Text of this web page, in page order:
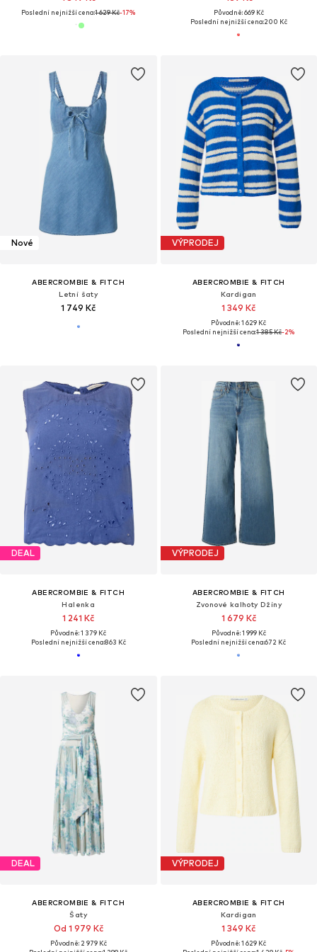
Poslední nejnižší cena:1 629 Kč-17%
Původně: 669 Kč
Poslední nejnižší cena:200 Kč
Nové
ABERCROMBIE & FITCH
Letní šaty
1 749 Kč
VÝPRODEJ
ABERCROMBIE & FITCH
Kardigan
1 349 Kč
Původně: 1 629 Kč
Poslední nejnižší cena:1 385 Kč-2%
DEAL
ABERCROMBIE & FITCH
Halenka
1 241 Kč
Původně: 1 379 Kč
Poslední nejnižší cena:863 Kč
VÝPRODEJ
ABERCROMBIE & FITCH
Zvonové kalhoty Džíny
1 679 Kč
Původně: 1 999 Kč
Poslední nejnižší cena:672 Kč
DEAL
ABERCROMBIE & FITCH
Šaty
Od 1 979 Kč
Původně: 2 979 Kč
VÝPRODEJ
ABERCROMBIE & FITCH
Kardigan
1 349 Kč
Původně: 1 629 Kč